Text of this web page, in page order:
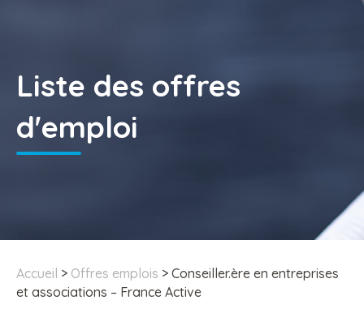
Liste des offres
d'emploi
Accueil > Offres emplois > Conseiller.ère en entreprises
et associations – France Active